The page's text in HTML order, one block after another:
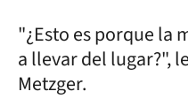
"¿Esto es porque la
a llevar del lugar?",
Metzger.